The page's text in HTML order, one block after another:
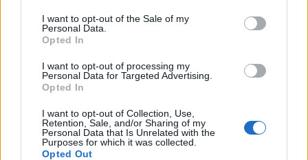
I want to opt-out of the Sale of my
Personal Data.
Opted In
I want to opt-out of processing my
Personal Data for Targeted Advertising.
Opted In
I want to opt-out of Collection, Use,
Retention, Sale, and/or Sharing of my
Personal Data that Is Unrelated with the
Purposes for which it was collected.
Opted Out
VAI ALLA VERSIONE CLASSICA